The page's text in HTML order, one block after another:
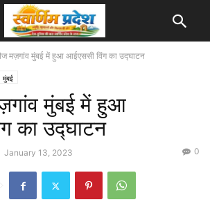
मज़गांव मुंबई में हुआ आईएससी विंग का उद्घाटन
मुंबई
मुंबई में हुआ
का उद्घाटन
January 13, 2023 0